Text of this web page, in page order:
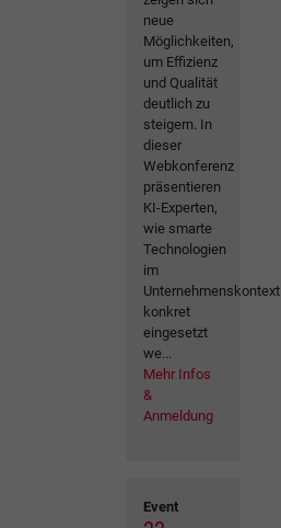
neue
Möglichkeiten,
um Effizienz
und Qualität
deutlich zu
steigern. In
dieser
Webkonferenz
präsentieren
KI-Experten,
wie smarte
Technologien
im
Unternehmenskontext
konkret
eingesetzt
we...
Mehr Infos
&
Anmeldung
Event